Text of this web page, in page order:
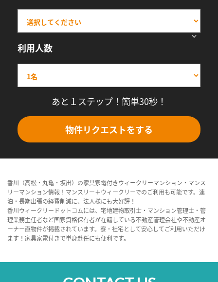
利用人数
あと１ステップ！簡単30秒！
物件リクエストをする
香川（高松・丸亀・坂出）の家具家電付きウィークリーマンション・マンス
リーマンション情報！マンスリー＋ウィークリーでのご利用も可能です。連
泊・長期出張の経費削減に、法人様にも大好評！
香川ウィークリードットコムには、宅地建物取引士・マンション管理士・管
理業務主任者など国家資格保有者が在籍している不動産管理会社や不動産オ
ーナー直物件が掲載されています。寮・社宅として安心してご利用いただけ
ます！家具家電付きで単身赴任にも便利です。